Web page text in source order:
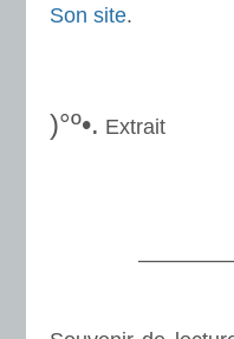
Son site.
)°º•. Extrait